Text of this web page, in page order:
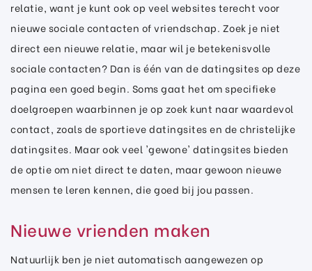
relatie, want je kunt ook op veel websites terecht voor
nieuwe sociale contacten of vriendschap. Zoek je niet
direct een nieuwe relatie, maar wil je betekenisvolle
sociale contacten? Dan is één van de datingsites op deze
pagina een goed begin. Soms gaat het om specifieke
doelgroepen waarbinnen je op zoek kunt naar waardevol
contact, zoals de sportieve datingsites en de christelijke
datingsites. Maar ook veel 'gewone' datingsites bieden
de optie om niet direct te daten, maar gewoon nieuwe
mensen te leren kennen, die goed bij jou passen.
Nieuwe vrienden maken
Natuurlijk ben je niet automatisch aangewezen op